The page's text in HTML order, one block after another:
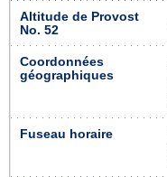
Altitude de Provost
No. 52
Coordonnées
géographiques
Fuseau horaire